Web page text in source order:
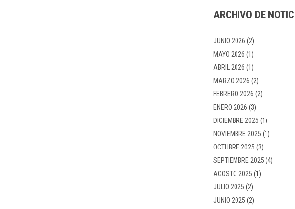
ARCHIVO DE
JUNIO 2026 (2)
MAYO 2026 (1)
ABRIL 2026 (1)
MARZO 2026 (2)
FEBRERO 2026 (2)
ENERO 2026 (3)
DICIEMBRE 2025 (1)
NOVIEMBRE 2025 (1)
OCTUBRE 2025 (3)
SEPTIEMBRE 2025 (4)
AGOSTO 2025 (1)
JULIO 2025 (2)
JUNIO 2025 (2)